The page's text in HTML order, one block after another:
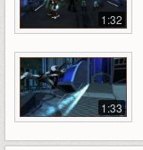
1:32
1:33